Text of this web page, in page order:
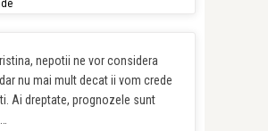
nepotii ne vor considera
nu mai mult decat ii vom crede
Ai dreptate, prognozele sunt